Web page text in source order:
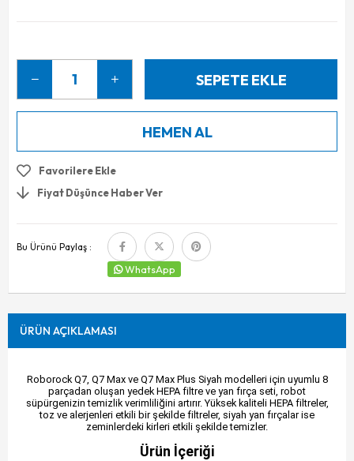
Favorilere Ekle
Fiyat Düşünce Haber Ver
Bu Ürünü Paylaş :
WhatsApp
ÜRÜN AÇIKLAMASI
Roborock Q7, Q7 Max ve Q7 Max Plus Siyah modelleri için uyumlu 8
parçadan oluşan yedek HEPA filtre ve yan fırça seti, robot
süpürgenizin temizlik verimliliğini artırır. Yüksek kaliteli HEPA filtreler,
toz ve alerjenleri etkili bir şekilde filtreler, siyah yan fırçalar ise
zeminlerdeki kirleri etkili şekilde temizler.
Ürün İçeriği